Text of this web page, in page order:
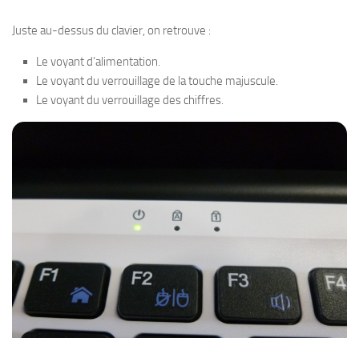
Juste au-dessus du clavier, on retrouve :
Le voyant d’alimentation.
Le voyant du verrouillage de la touche majuscule.
Le voyant du verrouillage des chiffres.